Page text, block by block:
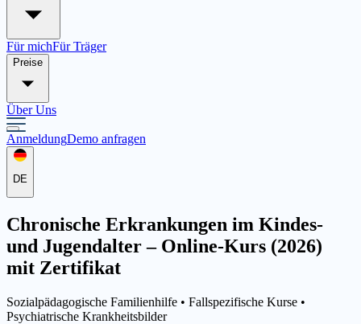
Für michFür Träger
Preise
Über Uns
AnmeldungDemo anfragen
DE
Chronische Erkrankungen im Kindes-
und Jugendalter – Online-Kurs (2026)
mit Zertifikat
Sozialpädagogische Familienhilfe • Fallspezifische Kurse •
Psychiatrische Krankheitsbilder